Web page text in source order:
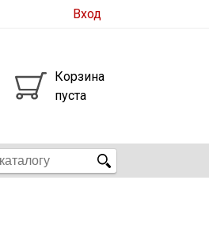
Вход
Корзина
пуста